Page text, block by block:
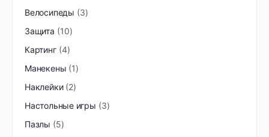
Велосипеды
3
Защита
10
Картинг 4
Манекены 1
Наклейки 2
Настольные игры
3
Пазлы
5